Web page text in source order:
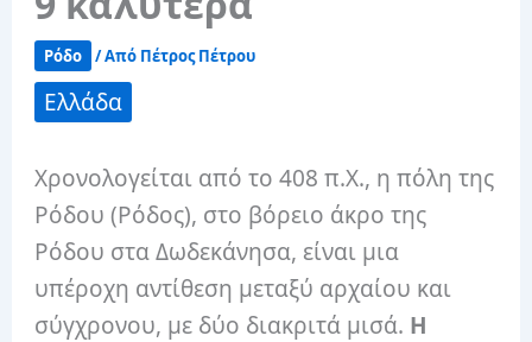
Ρόδο / Από Πέτρος Πέτρου
Ελλάδα
Χρονολογείται από το 408 π.Χ., η πόλη της
Ρόδου (Ρόδος), στο βόρειο άκρο της
Ρόδου στα Δωδεκάνησα, είναι μια
υπέροχη αντίθεση μεταξύ αρχαίου και
σύγχρονου, με δύο διακριτά μισά. Η